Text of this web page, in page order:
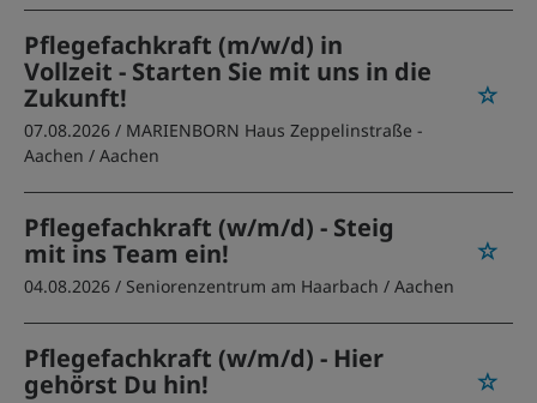
Pflegefachkraft (m/w/d) in
Vollzeit - Starten Sie mit uns in die
Zukunft!
07.08.2026 / MARIENBORN Haus Zeppelinstraße -
Aachen / Aachen
Pflegefachkraft (w/m/d) - Steig
mit ins Team ein!
04.08.2026 / Seniorenzentrum am Haarbach / Aachen
Pflegefachkraft (w/m/d) - Hier
gehörst Du hin!